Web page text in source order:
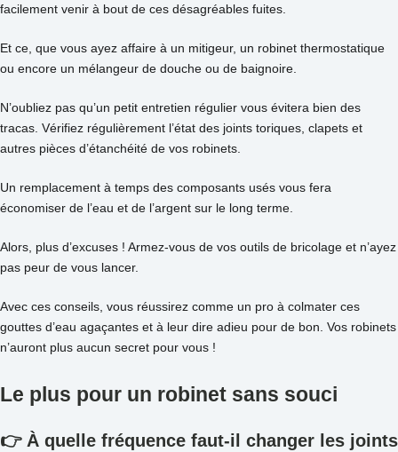
facilement venir à bout de ces désagréables fuites.
Et ce, que vous ayez affaire à un mitigeur, un robinet thermostatique
ou encore un mélangeur de douche ou de baignoire.
N’oubliez pas qu’un petit entretien régulier vous évitera bien des
tracas. Vérifiez régulièrement l’état des joints toriques, clapets et
autres pièces d’étanchéité de vos robinets.
Un remplacement à temps des composants usés vous fera
économiser de l’eau et de l’argent sur le long terme.
Alors, plus d’excuses ! Armez-vous de vos outils de bricolage et n’ayez
pas peur de vous lancer.
Avec ces conseils, vous réussirez comme un pro à colmater ces
gouttes d’eau agaçantes et à leur dire adieu pour de bon. Vos robinets
n’auront plus aucun secret pour vous !
Le plus pour un robinet sans souci
👉 À quelle fréquence faut-il changer les joints